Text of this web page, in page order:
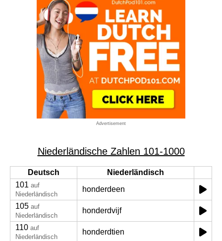
Advertisement
Niederländische Zahlen 101-1000
Deutsch
Niederländisch
101 auf
Niederländisch
honderdeen
105 auf
Niederländisch
honderdvijf
110 auf
Niederländisch
honderdtien